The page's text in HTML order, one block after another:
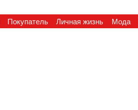
Покупатель Личная жизнь Мода